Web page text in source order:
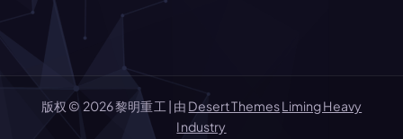
版权 © 2026 黎明重工 | 由 Desert ThemesLiming Heavy
Industry